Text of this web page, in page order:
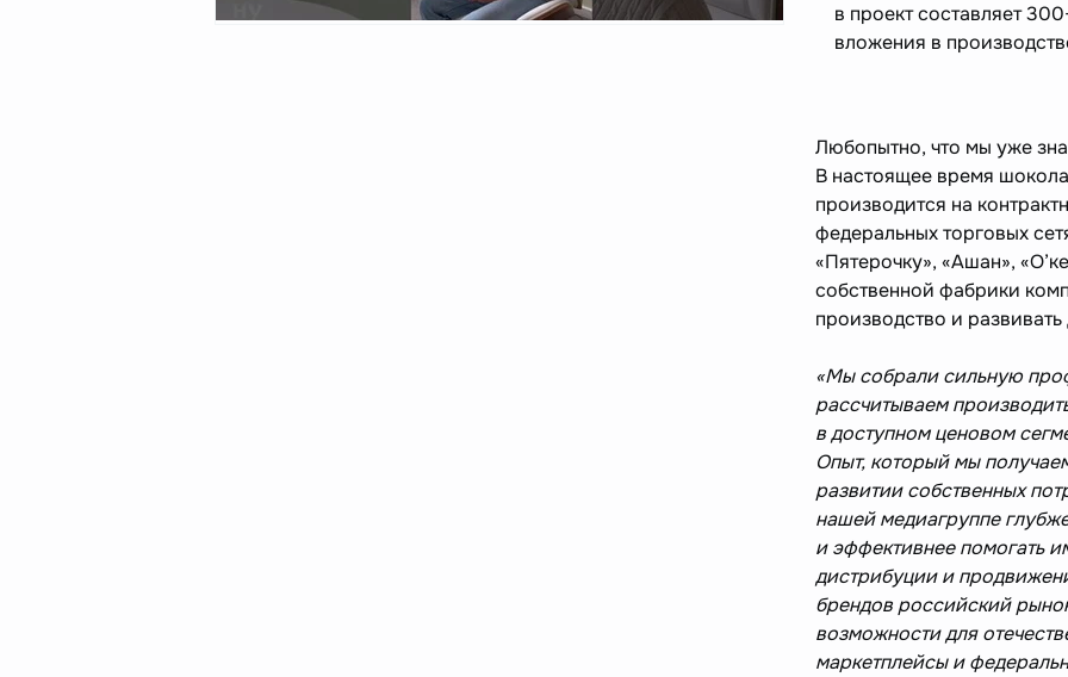
в проект составляет
вложения в
Любопытно, что мы уже
В настоящее время
производится на
федеральных торговых
«Пятерочку», «Ашан»,
собственной фабрики
производство и
«Мы собрали сильную
рассчитываем
в доступном ценовом
Опыт, который мы
развитии собственных
нашей медиагруппе
и эффективнее помогать
дистрибуции и
брендов российский
возможности для
маркетплейсы и